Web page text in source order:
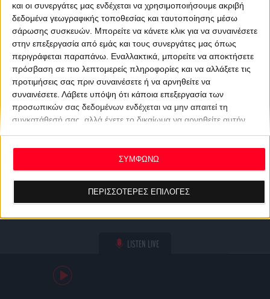
και οι συνεργάτες μας ενδέχεται να χρησιμοποιήσουμε ακριβή
δεδομένα γεωγραφικής τοποθεσίας και ταυτοποίησης μέσω
σάρωσης συσκευών. Μπορείτε να κάνετε κλικ για να συναινέσετε
στην επεξεργασία από εμάς και τους συνεργάτες μας όπως
περιγράφεται παραπάνω. Εναλλακτικά, μπορείτε να αποκτήσετε
πρόσβαση σε πιο λεπτομερείς πληροφορίες και να αλλάξετε τις
προτιμήσεις σας πριν συναινέσετε ή να αρνηθείτε να
συναινέσετε. Λάβετε υπόψη ότι κάποια επεξεργασία των
προσωπικών σας δεδομένων ενδέχεται να μην απαιτεί τη
συγκατάθεσή σας, αλλά έχετε το δικαίωμα να αρνηθείτε αυτήν
ανακαλέσετε τη συγκατάθεσή σας ανά πάσα στιγμή
επιστρέφοντας σε αυτόν τον ιστότοπο και κάνοντας κλικ στο
κουμπί "Απορρήτου" στο κάτω μέρος της ιστοσελίδας.
ΠΕΡΙΣΣΟΤΕΡΕΣ ΕΠΙΛΟΓΕΣ
ΣΥΜΦΩΝΩ
LISTEN LIVE